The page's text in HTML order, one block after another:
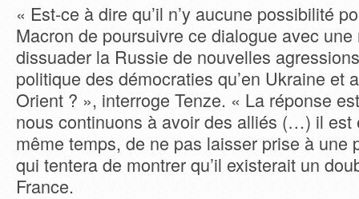
« Est-ce à dire qu’il n’y aucune possibilité
Macron de poursuivre ce dialogue avec
dissuader la Russie de nouvelles
politique des démocraties qu’en Ukraine et
Orient ? », interroge Tenze. « La réponse
nous continuons à avoir des alliés (…) il est
même temps, de ne pas laisser prise à une
qui tentera de montrer qu’il existerait un
France.